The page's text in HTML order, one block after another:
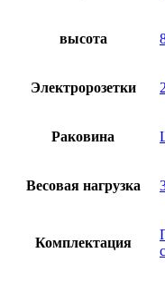
высота
Электророзетки
Раковина
Весовая нагрузка
Комплектация